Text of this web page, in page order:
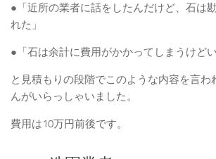
●「近所の業者に話をしたんだけど、石は
れた」
●「石は余計に費用がかかってしまうけどい
と見積もりの段階でこのような内容を言わ
んがいらっしゃいました。
費用は10万円前後です。